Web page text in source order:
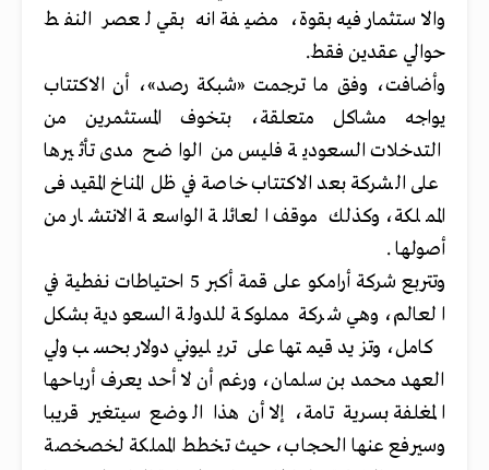
والاستثمار فيه بقوة، مضيفة انه بقي لعصر النفط
حوالي عقدين فقط.
وأضافت، وفق ما ترجمت «شبكة رصد»، أن الاكتتاب
يواجه مشاكل متعلقة، بتخوف المستثمرين من
التدخلات السعودية فليس من الواضح مدى تأثيرها
على الشركة بعد الاكتتاب خاصة في ظل المناخ المقيد فى
المملكة، وكذلك موقف العائلة الواسعة الانتشار من
أصولها .
وتتربع شركة أرامكو على قمة أكبر 5 احتياطات نفطية في
العالم، وهي شركة مملوكة للدولة السعودية بشكل
كامل، وتزيد قيمتها على تريليوني دولار بحسب ولي
العهد محمد بن سلمان، ورغم أن لا أحد يعرف أرباحها
المغلفة بسرية تامة، إلا أن هذا الوضع سيتغير قريبا
وسيرفع عنها الحجاب، حيث تخطط المملكة لخصخصة